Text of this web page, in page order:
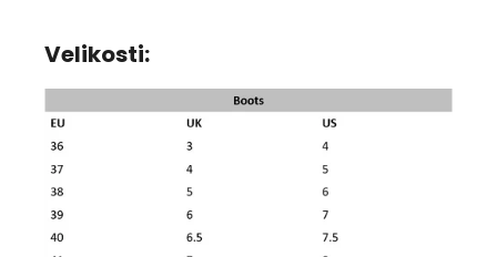
Velikosti: